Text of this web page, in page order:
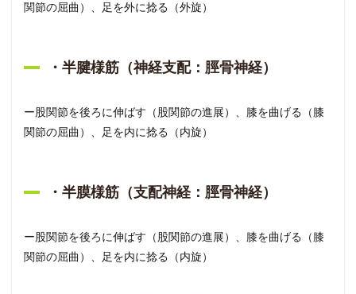
関節の屈曲）、足を外に捻る（外旋）
・半腱様筋（神経支配：脛骨神経）
ー股関節を後ろに伸ばす（股関節の進展）、膝を曲げる（膝
関節の屈曲）、足を内に捻る（内旋）
・半膜様筋（支配神経：脛骨神経）
ー股関節を後ろに伸ばす（股関節の進展）、膝を曲げる（膝
関節の屈曲）、足を内に捻る（内旋）